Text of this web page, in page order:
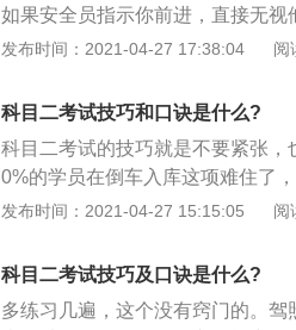
如果安全员指示你前进，直接无
线；3、方向盘一定要端正，稍微
合），但实际上只要开车是有一个
被判中停；5、调座位时，左臂握
顶距车顶一拳距离。
发布时间：2021-04-27 17:38:04 阅
科目二考试技巧和口诀是什么?
科目二考试的技巧就是不要紧张
0%的学员在倒车入库这项难住了
限制，其实对考试来说没有太大的
度，一旦车身距边线超过50厘米就
分。学员要注意，科目二中坡道
致，只是新增了扣分项目；3、侧
发布时间：2021-04-27 15:15:05 阅
科目二考试技巧及口诀是什么?
多练习几遍，这个没有窍门的。